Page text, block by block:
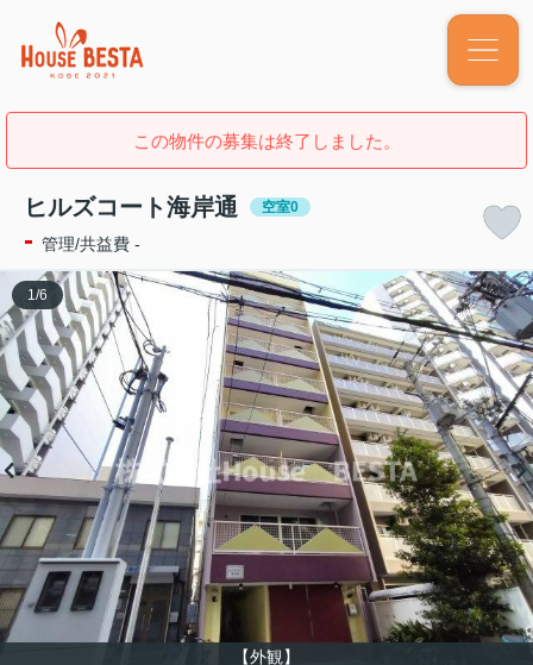
この物件の募集は終了しました。
ヒルズコート海岸通 空室0
- 管理/共益費 -
【外観】
1 /6